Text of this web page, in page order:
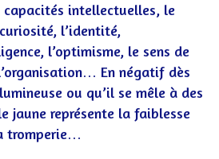
capacités intellectuelles, le
l’identité,
l’optimisme, le sens de
En négatif dès
ou qu’il se mêle à des
jaune représente la faiblesse
tromperie…